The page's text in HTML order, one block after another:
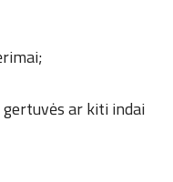
ar kiti indai